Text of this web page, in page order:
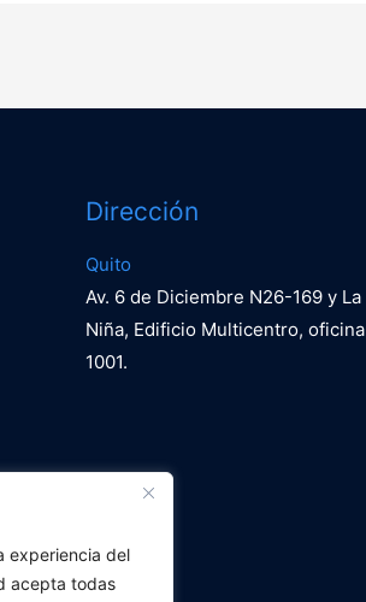
experiencia del
acepta todas
Dirección
Quito
Av. 6 de Diciembre N26-169 y La
Niña, Edificio Multicentro, oficina
1001.